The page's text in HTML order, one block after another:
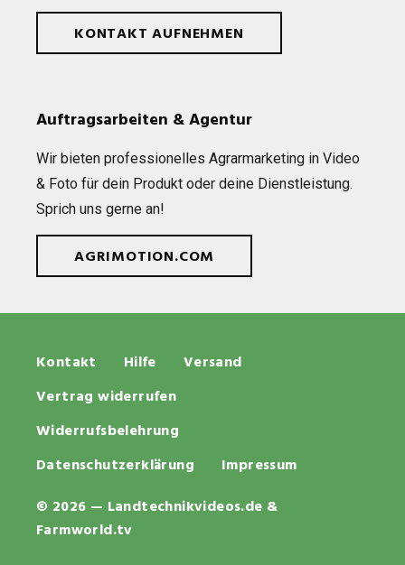
KONTAKT AUFNEHMEN
Auftragsarbeiten & Agentur
Wir bie­ten pro­fes­sio­nel­les Agrar­mar­ke­ting in Video
& Foto für dein Pro­dukt oder deine Dienst­leis­tung.
Sprich uns gerne an!
AGRIMOTION.COM
© 2026 — Landtechnikvideos.de &
Farmworld.tv
Kontakt Hilfe
Versand
Vertrag widerrufen
Widerrufsbelehrung
Datenschutzerklärung
Impressum